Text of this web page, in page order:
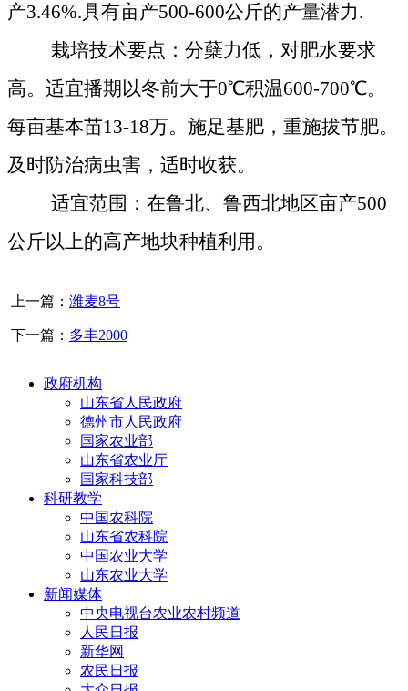
产3.46%.具有亩产500-600公斤的产量潜力.
栽培技术要点：分蘖力低，对肥水要求
高。适宜播期以冬前大于0℃积温600-700℃。
每亩基本苗13-18万。施足基肥，重施拔节肥。
及时防治病虫害，适时收获。
适宜范围：在鲁北、鲁西北地区亩产500
公斤以上的高产地块种植利用。
上一篇： 潍麦8号
下一篇： 多丰2000
政府机构
山东省人民政府
德州市人民政府
国家农业部
山东省农业厅
国家科技部
科研教学
中国农科院
山东省农科院
中国农业大学
山东农业大学
新闻媒体
中央电视台农业农村频道
人民日报
新华网
农民日报